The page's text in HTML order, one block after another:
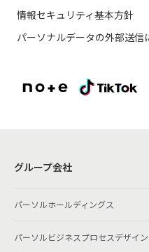
情報セキュリティ基本方針
パーソナルデータの外部送信
グループ会社
パーソルホールディングス
パーソルビジネスプロセスデザイン